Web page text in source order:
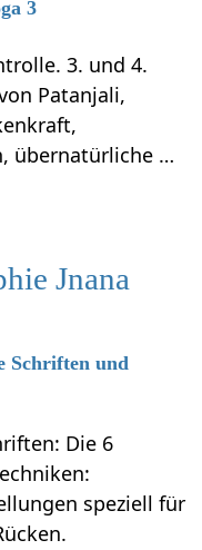
3
3. und 4.
Patanjali,
übernatürliche …
Jnana
Schriften und
Die 6
speziell für